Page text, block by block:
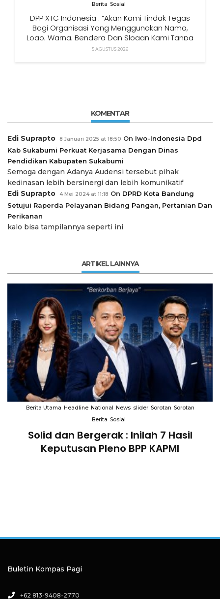
Berita Sosial
DPP XTC Indonesia : “Akan Kami Tindak Tegas
Bagi Organisasi Yang Menggunakan Nama,
Logo, Warna, Bendera Dan Slogan Kami Tanpa
Izin”
5 AGUSTUS 2026
KOMENTAR
Edi Suprapto 8 Januari 2025 at 18:50 On Iwo-Indonesia Dpd
Kab Sukabumi Perkuat Kerjasama Dengan Dinas
Pendidikan Kabupaten Sukabumi
Semoga dengan Adanya Audensi tersebut pihak
kedinasan lebih bersinergi dan lebih komunikatif
Edi Suprapto
4 Mei 2024 at 11:18 On DPRD Kota Bandung
Setujui Raperda Pelayanan Bidang Pangan, Pertanian Dan
Perikanan
kalo bisa tampilannya seperti ini
ARTIKEL LAINNYA
Berita Utama Headline National News slider Sorotan Sorotan
Berita Sosial
Solid dan Bergerak : Inilah 7 Hasil
Keputusan Pleno BPP KAPMI
Buletin Kompas Pagi
+62 813-9408-2770